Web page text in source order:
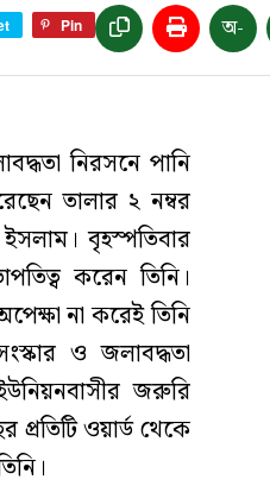
Pin অ-
নিরসনে পানি
তালার ২ নম্বর
বৃহস্পতিবার
করেন তিনি।
না করেই তিনি
ও জলাবদ্ধতা
জরুরি
প্রতিটি ওয়ার্ড থেকে